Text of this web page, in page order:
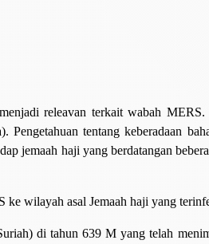
releavan terkait wabah
tentang keberadaan
jemaah haji yang berdatangan
ke wilayah asal Jemaah haji yang
di tahun 639 M yang telah